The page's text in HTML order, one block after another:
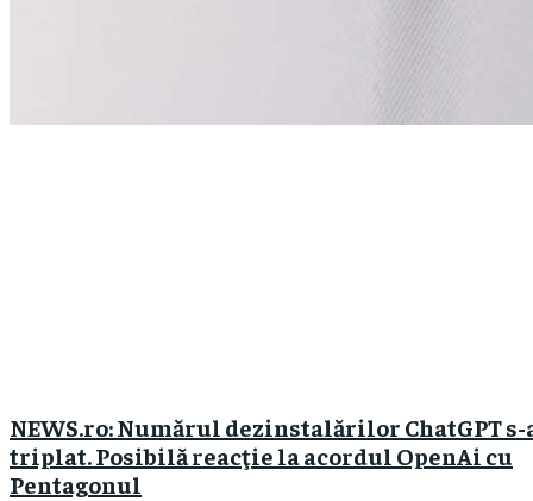
NEWS.ro: Numărul dezinstalărilor ChatGPT s-
triplat. Posibilă reacţie la acordul OpenAi cu
Pentagonul